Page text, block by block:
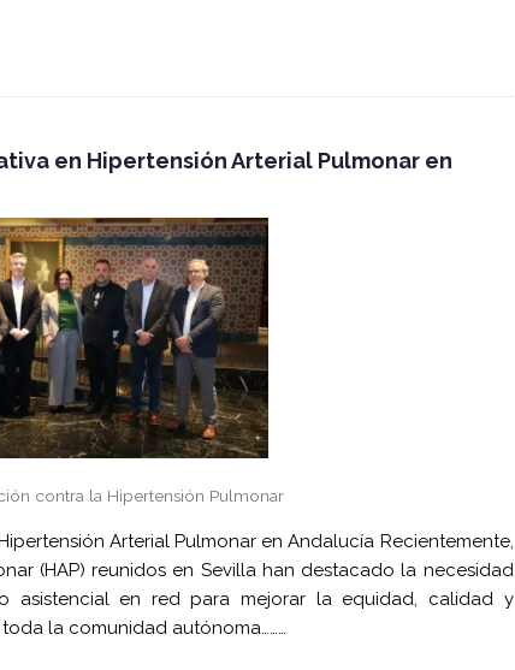
en Hipertensión Arterial Pulmonar en
contra la Hipertensión Pulmonar
Arterial Pulmonar en Andalucía Recientemente,
(HAP) reunidos en Sevilla han destacado la necesidad
asistencial en red para mejorar la equidad, calidad y
la comunidad autónoma………